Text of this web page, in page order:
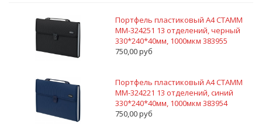
Портфель пластиковый А4 СТАММ
ММ-324251 13 отделений, черный
330*240*40мм, 1000мкм 383955
750,00 руб
Портфель пластиковый А4 СТАММ
ММ-324221 13 отделений, синий
330*240*40мм, 1000мкм 383954
750,00 руб